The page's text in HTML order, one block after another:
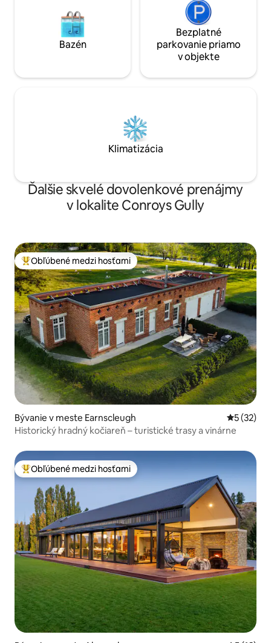
Bazén
Bezplatné
parkovanie priamo
v objekte
Klimatizácia
Ďalšie skvelé dovolenkové prenájmy
v lokalite Conroys Gully
Najobľúbenejšie medzi hosťami
Obľúbené medzi hosťami
Bývanie v meste Earnscleugh
5 (32)
Historický hradný kočiareň – turistické trasy a vinárne
Najobľúbenejšie medzi hosťami
Obľúbené medzi hosťami